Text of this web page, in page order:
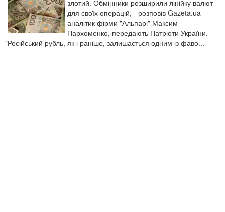
злотий. Обмінники розширили лінійку валют
для своїх операцій, - розповів Gazeta.ua
аналітик фірми "Альпарі" Максим
Пархоменко, передають Патріоти України.
"Російський рубль, як і раніше, залишається одним із фаво...